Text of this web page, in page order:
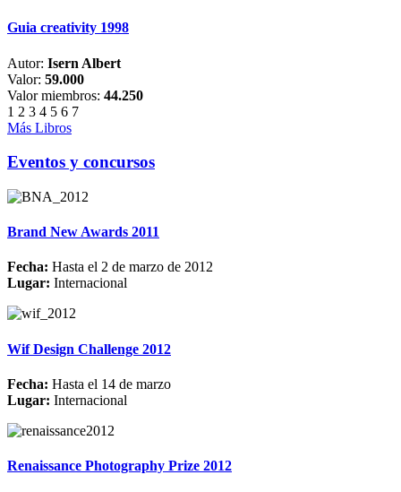
Guia creativity 1998
Autor: Isern Albert
Valor: 59.000
Valor miembros: 44.250
1 2 3 4 5 6 7
Más Libros
Eventos y concursos
Brand New Awards 2011
Fecha: Hasta el 2 de marzo de 2012
Lugar: Internacional
Wif Design Challenge 2012
Fecha: Hasta el 14 de marzo
Lugar: Internacional
Renaissance Photography Prize 2012